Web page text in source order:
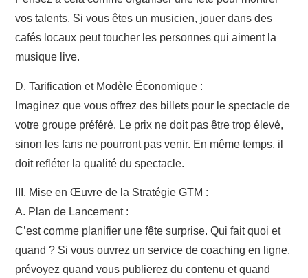
vos talents. Si vous êtes un musicien, jouer dans des
cafés locaux peut toucher les personnes qui aiment la
musique live.
D. Tarification et Modèle Économique :
Imaginez que vous offrez des billets pour le spectacle de
votre groupe préféré. Le prix ne doit pas être trop élevé,
sinon les fans ne pourront pas venir. En même temps, il
doit refléter la qualité du spectacle.
III. Mise en Œuvre de la Stratégie GTM :
A. Plan de Lancement :
C’est comme planifier une fête surprise. Qui fait quoi et
quand ? Si vous ouvrez un service de coaching en ligne,
prévoyez quand vous publierez du contenu et quand